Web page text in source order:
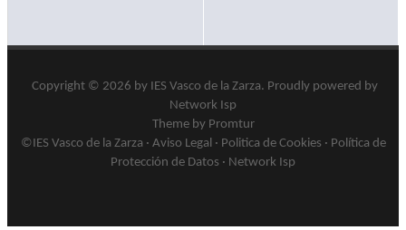
Copyright © 2026 by IES Vasco de la Zarza. Proudly powered by
Network Isp
Theme by Promtur
©IES Vasco de la Zarza · Aviso Legal · Politica de Cookies · Política de
Protección de Datos · Network Isp